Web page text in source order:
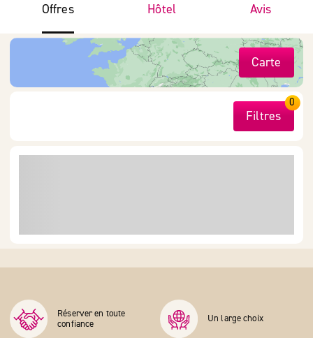
Offres Hôtel Avis
Carte
Filtres
0
Réserver en toute
confiance
Un large choix